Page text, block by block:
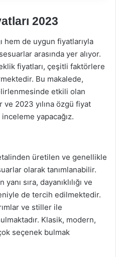
2023
hem de uygun fiyatlarıyla
arasında yer alıyor.
fiyatları, çeşitli faktörlere
Bu makalede,
etkili olan
2023 yılına özgü fiyat
inceleme yapacağız.
üretilen ve genellikle
olarak tanımlanabilir.
sıra, dayanıklılığı ve
de tercih edilmektedir.
ve stiller ile
Klasik, modern,
seçenek bulmak